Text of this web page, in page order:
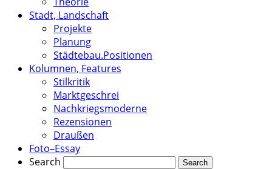
Stadt, Landschaft
Projekte
Planung
Städtebau.Positionen
Kolumnen, Features
Stilkritik
Marktgeschrei
Nachkriegsmoderne
Rezensionen
Draußen
Foto–Essay
Search